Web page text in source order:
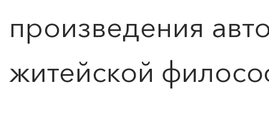
произведения
житейской